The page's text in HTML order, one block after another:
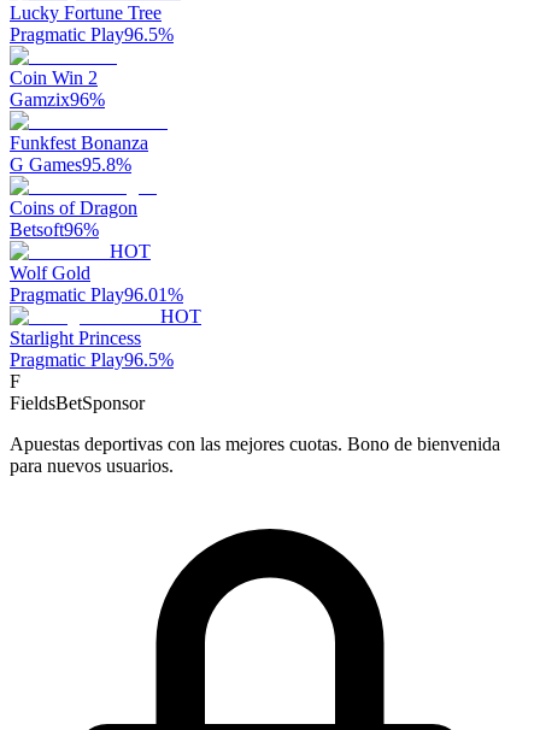
Lucky Fortune Tree
Pragmatic Play96.5%
Coin Win 2
Gamzix96%
Funkfest Bonanza
G Games95.8%
Coins of Dragon
Betsoft96%
HOT
Wolf Gold
Pragmatic Play96.01%
HOT
Starlight Princess
Pragmatic Play96.5%
F
FieldsBetSponsor
Apuestas deportivas con las mejores cuotas. Bono de bienvenida
para nuevos usuarios.